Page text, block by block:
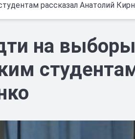
рассказал Анатолий
на